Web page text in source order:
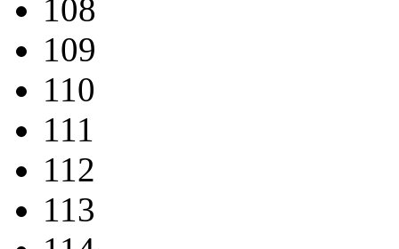
108
109
110
111
112
113